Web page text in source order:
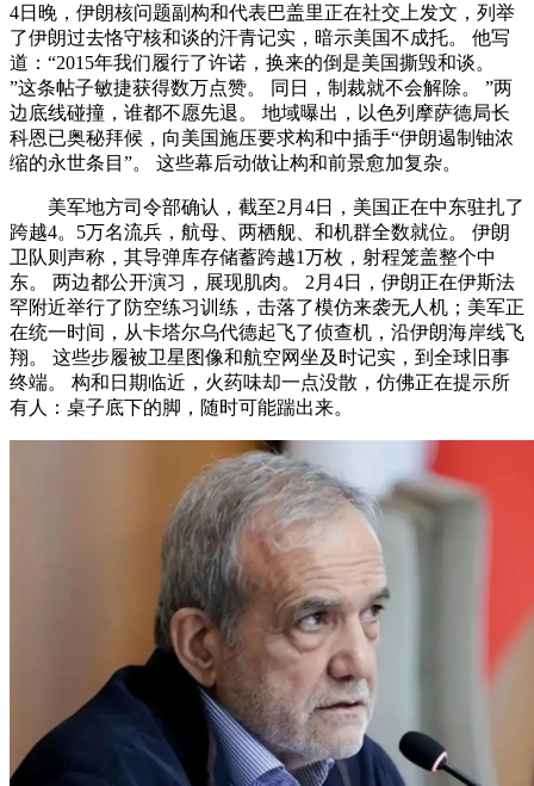
4日晚，伊朗核问题副构和代表巴盖里正在社交上发文，列举
了伊朗过去恪守核和谈的汗青记实，暗示美国不成托。 他写
道：“2015年我们履行了许诺，换来的倒是美国撕毁和谈。
”这条帖子敏捷获得数万点赞。 同日，制裁就不会解除。 ”两
边底线碰撞，谁都不愿先退。 地域曝出，以色列摩萨德局长
科恩已奥秘拜候，向美国施压要求构和中插手“伊朗遏制铀浓
缩的永世条目”。 这些幕后动做让构和前景愈加复杂。
美军地方司令部确认，截至2月4日，美国正在中东驻扎了
跨越4。5万名流兵，航母、两栖舰、和机群全数就位。 伊朗
卫队则声称，其导弹库存储蓄跨越1万枚，射程笼盖整个中
东。 两边都公开演习，展现肌肉。 2月4日，伊朗正在伊斯法
罕附近举行了防空练习训练，击落了模仿来袭无人机；美军正
在统一时间，从卡塔尔乌代德起飞了侦查机，沿伊朗海岸线飞
翔。 这些步履被卫星图像和航空网坐及时记实，到全球旧事
终端。 构和日期临近，火药味却一点没散，仿佛正在提示所
有人：桌子底下的脚，随时可能踹出来。